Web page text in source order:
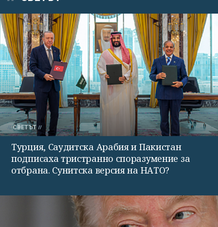
СВЕТЪТ
Турция, Саудитска Арабия и Пакистан
подписаха тристранно споразумение за
отбрана. Сунитска версия на НАТО?